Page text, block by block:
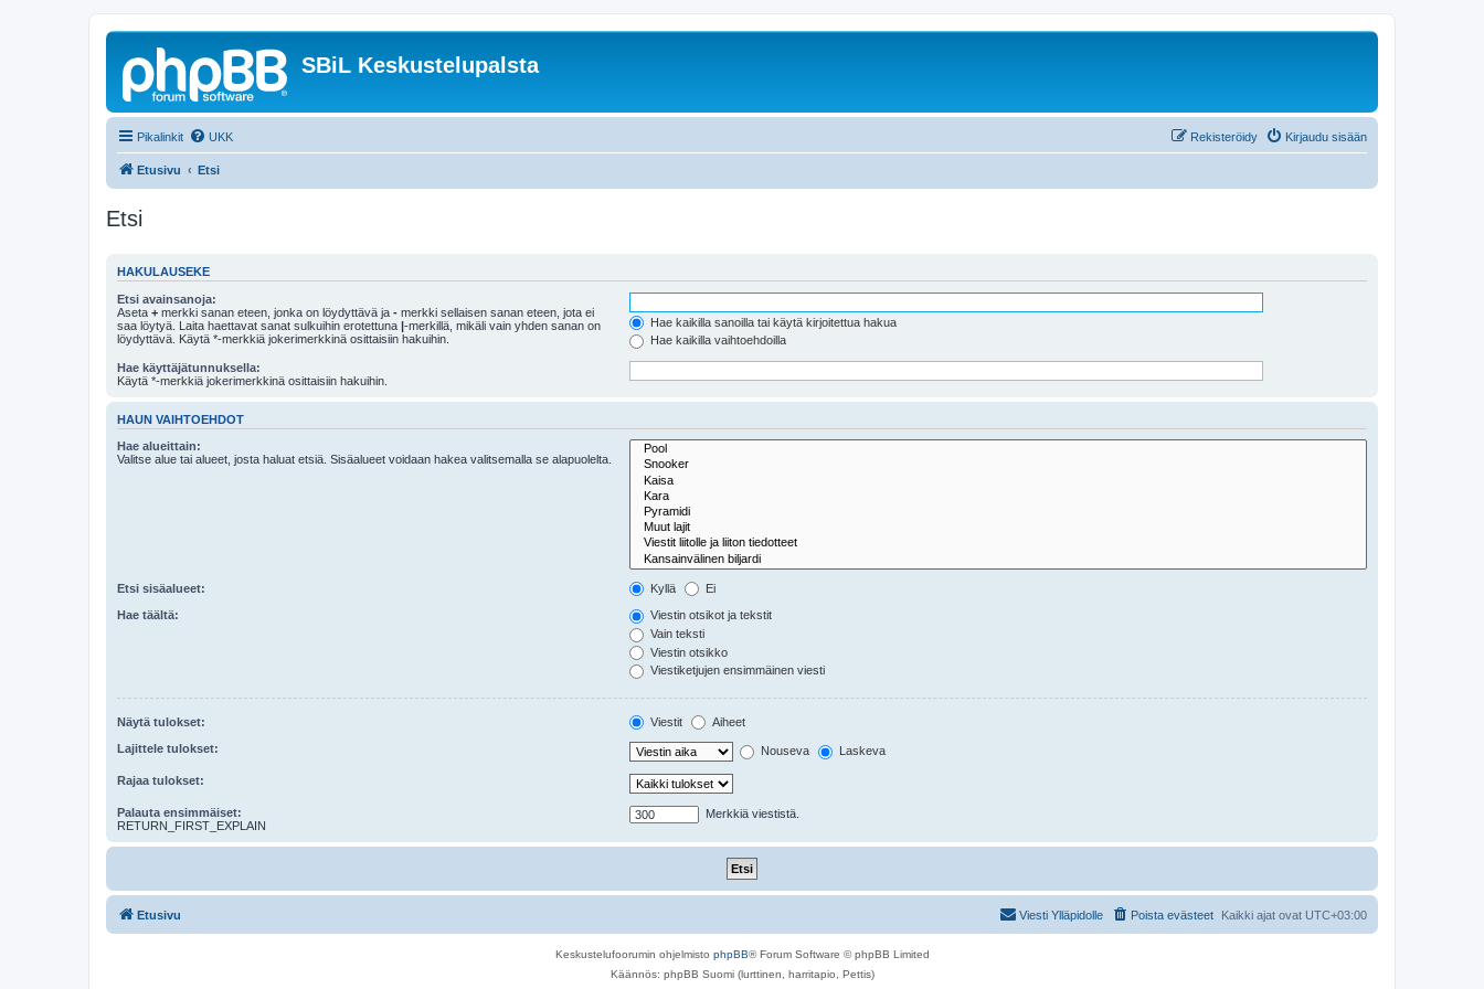
SBiL Keskustelupalsta
Pikalinkit UKK Kirjaudu sisään
Rekisteröidy
Etusivu Etsi
Etsi
HAKULAUSEKE
Etsi avainsanoja:
Aseta + merkki sanan eteen, jonka on löydyttävä ja - merkki sellaisen sanan eteen, jota ei
saa löytyä. Laita haettavat sanat sulkuihin erotettuna |-merkillä, mikäli vain yhden sanan on
löydyttävä. Käytä *-merkkiä jokerimerkkinä osittaisiin hakuihin.
Hae kaikilla sanoilla tai käytä kirjoitettua hakua
Hae kaikilla vaihtoehdoilla
Hae käyttäjätunnuksella:
Käytä *-merkkiä jokerimerkkinä osittaisiin hakuihin.
HAUN VAIHTOEHDOT
Hae alueittain:
Valitse alue tai alueet, josta haluat etsiä. Sisäalueet voidaan hakea valitsemalla se alapuolelta.
Etsi sisäalueet: Kyllä Ei
Hae täältä:
Viestin otsikot ja tekstit
Vain teksti
Viestin otsikko
Viestiketjujen ensimmäinen viesti
Näytä tulokset: Viestit Aiheet
Lajittele tulokset: Nouseva Laskeva
Rajaa tulokset:
Palauta ensimmäiset:
RETURN_FIRST_EXPLAIN
Merkkiä viestistä.
Etusivu Kaikki ajat ovat UTC+03:00
Poista evästeet
Viesti Ylläpidolle
Keskustelufoorumin ohjelmisto phpBB® Forum Software © phpBB Limited
Käännös: phpBB Suomi (lurttinen, harritapio, Pettis)